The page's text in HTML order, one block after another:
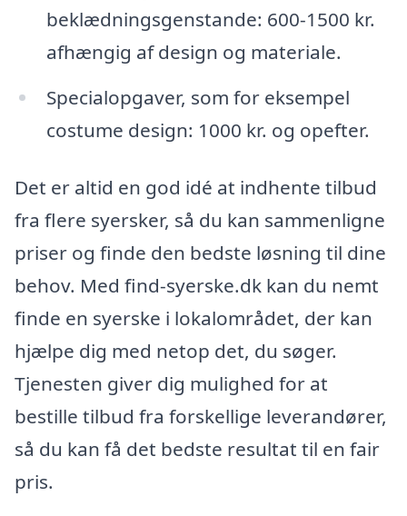
beklædningsgenstande: 600-1500 kr.
afhængig af design og materiale.
Specialopgaver, som for eksempel
costume design: 1000 kr. og opefter.
Det er altid en god idé at indhente tilbud
fra flere syersker, så du kan sammenligne
priser og finde den bedste løsning til dine
behov. Med find-syerske.dk kan du nemt
finde en syerske i lokalområdet, der kan
hjælpe dig med netop det, du søger.
Tjenesten giver dig mulighed for at
bestille tilbud fra forskellige leverandører,
så du kan få det bedste resultat til en fair
pris.